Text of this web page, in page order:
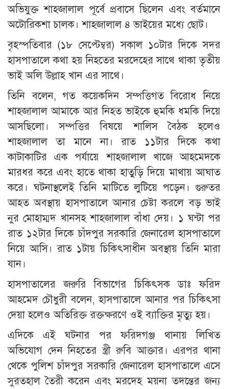
অভিযুক্ত শাহজালাল পূর্বে প্রবাসে ছিলেন এবং বর্তমানে
অটোরিকশা চালক। শাহজালাল ৪ ভাইয়ের মধ্যে ছোট।
বৃহস্পতিবার (১৮ সেপ্টেম্বর) সকাল ১০টার দিকে সদর
হাসপাতালে কথা হয় নিহতের মরদেহের সাথে থাকা তৃতীয়
ভাই অলি উল্লাহ খান এর সাথে।
তিনি বলেন, গত কয়েকদিন সম্পত্তিগত বিরোধ নিয়ে
শাহজালাল আমাকে আর নিহত ভাইকে হুমকি ধমকি দিয়ে
আসছিলো। সম্পত্তির বিষয়ে শালিস বৈঠক হলেও
শাহজালাল তা মানে না। রাত ১১টার দিকে কথা
কাটাকাটির এক পর্যায়ে শাহজালাল খাজে আহমেদকে
মারধর করে এবং হাতে থাকা হাতুড়ি দিয়ে মাথায় আঘাত
করে। ঘটনাস্থলেই তিনি মাটিতে লুটিয়ে পড়েন। গুরুতর
আহত অবস্থায় হাসপাতালে আনার চেষ্টা করলে বড় ভাই
নুর মোহাম্মদ খানসহ শাহজালাল বাঁধা দেয়। ১ ঘন্টা পর
রাত ১২টার দিকে চাঁদপুর সরকারি জেনারেল হাসপাতালে
নিয়ে আসি। রাত ১টায় চিকিৎসাধীন অবস্থায় তিনি মারা
যান।
হাসপাতালের জরুরি বিভাগের চিকিৎসক ডাঃ ফরিদ
আহমেদ চৌধুরী বলেন, হাসপাতালে আনার পর চিকিৎসা
দেয়া হলেও অতিরিক্ত রক্তক্ষরণে ওই ব্যাক্তির মৃত্যু হয়।
এদিকে এই ঘটনার পর ফরিদগঞ্জ থানায় লিখিত
অভিযোগ দেন নিহতের স্ত্রী রুবি আক্তার। এরপর থানা
থেকে পুলিশ চাঁদপুর সরকারি জেনারেল হাসপাতালে এসে
সুরতহাল তৈরী করেন এবং মরদেহ ময়না তদন্তের জন্য